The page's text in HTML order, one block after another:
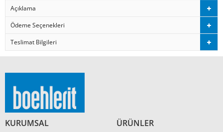
Açıklama
Ödeme Seçenekleri
Teslimat Bilgileri
KURUMSAL ÜRÜNLER